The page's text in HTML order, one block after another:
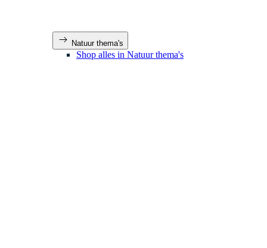
Natuur thema's
Shop alles in Natuur thema's